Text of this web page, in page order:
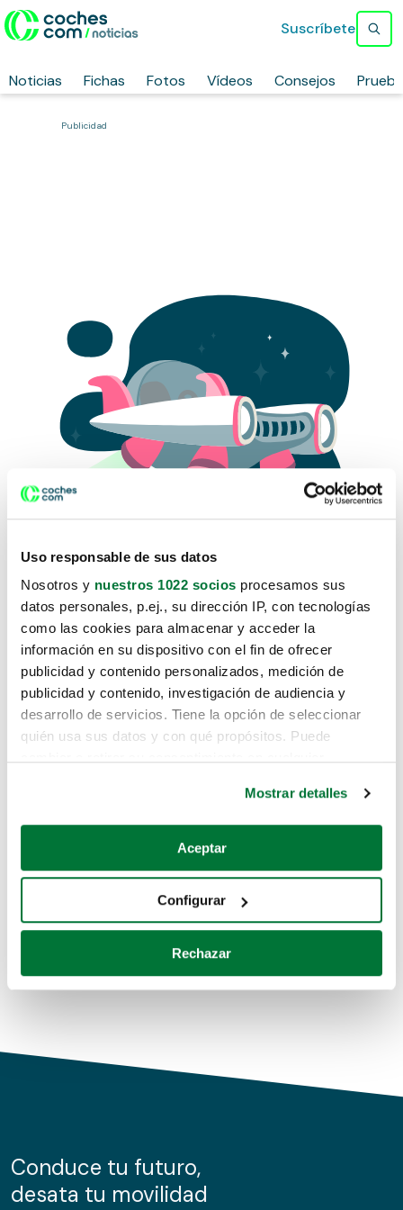
Uso responsable de sus datos
Nosotros y nuestros 1022 socios procesamos sus
datos personales, p.ej., su dirección IP, con tecnologías
como las cookies para almacenar y acceder la
información en su dispositivo con el fin de ofrecer
publicidad y contenido personalizados, medición de
publicidad y contenido, investigación de audiencia y
desarrollo de servicios. Tiene la opción de seleccionar
quién usa sus datos y con qué propósitos. Puede
Si lo permite, también quisiéramos:
Recopilar información sobre su ubicación geográfica
Identificar su dispositivo analizándolo activamente
para buscar características específicas (huellas
Obtenga más información sobre cómo se procesan sus
de cookies.
información sobre el uso que haga del sitio web con
nuestros partners de redes sociales, publicidad y análisis
Mostrar detalles
Aceptar
Configurar
Rechazar
Noticias Fichas Fotos Vídeos Consejos
Suscríbete
Publicidad
Lo sentimos, no sabemos como
te hemos traido hasta aquí.
Pero puedes encontrar el coche que estás
buscando en alguno de estos enlaces:
Coches de segunda mano
Coches de km0
Conduce tu futuro,
desata tu movilidad